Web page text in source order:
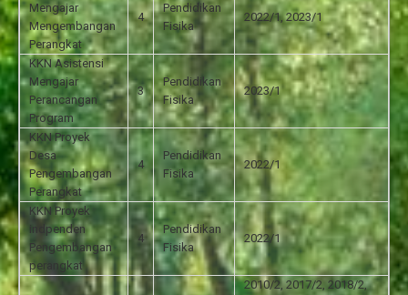
Mengajar
Mengembangan
Perangkat
4
Pendidikan
Fisika
2022/1, 2023/1
KKN Asistensi
Mengajar
Perancangan
Program
3
Pendidikan
Fisika
2023/1
KKN Proyek
Desa
Pengembangan
Perangkat
4
Pendidikan
Fisika
2022/1
KKN Proyek
indpenden
Pengembangan
perangkat
4
Pendidikan
Fisika
2022/1
2010/2, 2017/2, 2018/2,